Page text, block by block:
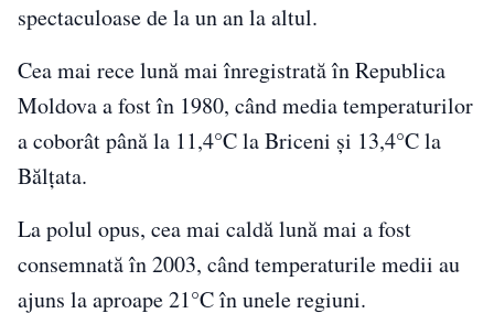
spectaculoase de la un an la altul.
Cea mai rece lună mai înregistrată în Republica
Moldova a fost în 1980, când media temperaturilor
a coborât până la 11,4°C la Briceni și 13,4°C la
Bălțata.
La polul opus, cea mai caldă lună mai a fost
consemnată în 2003, când temperaturile medii au
ajuns la aproape 21°C în unele regiuni.